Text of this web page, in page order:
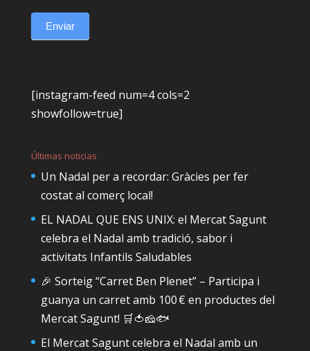
Enviar
[instagram-feed num=4 cols=2
showfollow=true]
Últimas noticias
Un Nadal per a recordar: Gràcies per fer
costat al comerç local!
EL NADAL QUE ENS UNIX: el Mercat Sagunt
celebra el Nadal amb tradició, sabor i
activitats Infantils Saludables
🎉 Sorteig “Carret Ben Plenet” – Participa i
guanya un carret amb 100 € en productes del
Mercat Sagunt! 🛒🍅🧀🐟
El Mercat Sagunt celebra el Nadal amb un